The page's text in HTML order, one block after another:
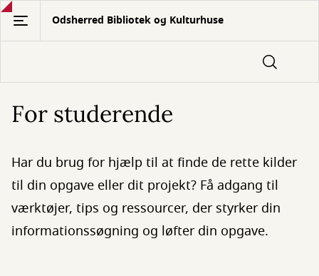
Gå
hovedindhold
Odsherred Bibliotek og Kulturhuse
For studerende
Har du brug for hjælp til at finde de rette kilder
til din opgave eller dit projekt? Få adgang til
værktøjer, tips og ressourcer, der styrker din
informationssøgning og løfter din opgave.